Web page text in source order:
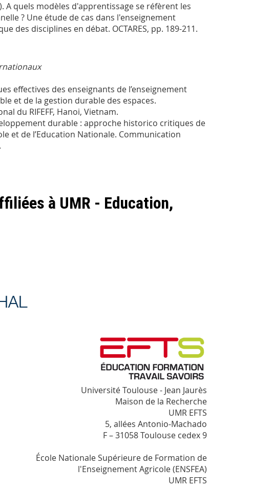
A quels modèles d'apprentissage se réfèrent les
? Une étude de cas dans l'enseignement
des disciplines en débat. OCTARES, pp. 189-211.
effectives des enseignants de l’enseignement
et de la gestion durable des espaces.
du RIFEFF, Hanoi, Vietnam.
durable : approche historico critiques de
et de l’Education Nationale. Communication
à UMR - Education,
Université Toulouse - Jean Jaurès
Maison de la Recherche
UMR EFTS
5, allées Antonio-Machado
F – 31058 Toulouse cedex 9
École Nationale Supérieure de Formation de
l'Enseignement Agricole (ENSFEA)
UMR EFTS